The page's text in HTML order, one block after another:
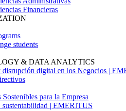
Financieras
students
& DATA ANALYTICS
digital en los Negocios |
para la Empresa
sustentabilidad | EMERITUS